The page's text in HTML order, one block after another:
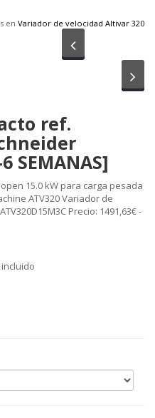
en Variador de velocidad Altivar 320
Anterior
ref.
SEMANAS]
15.0 kW para carga pesada
ATV320 Variador de
Precio: 1491,63€ -
incluido